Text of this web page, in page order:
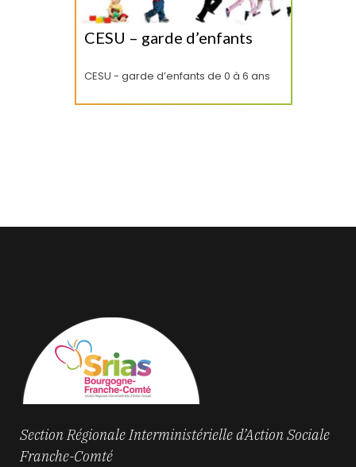
CESU – garde d’enfants
CESU - garde d’enfants de 0 à 6 ans
Section Régionale Interministérielle d’Action Sociale
Franche-Comté